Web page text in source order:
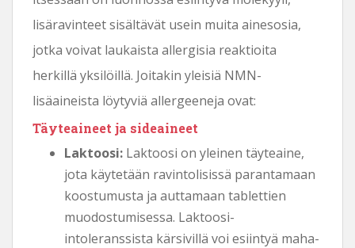
lisäravinteet sisältävät usein muita ainesosia,
jotka voivat laukaista allergisia reaktioita
herkillä yksilöillä. Joitakin yleisiä NMN-
lisäaineista löytyviä allergeeneja ovat:
Täyteaineet ja sideaineet
Laktoosi: Laktoosi on yleinen täyteaine,
jota käytetään ravintolisissä parantamaan
koostumusta ja auttamaan tablettien
muodostumisessa. Laktoosi-
intoleranssista kärsivillä voi esiintyä maha-